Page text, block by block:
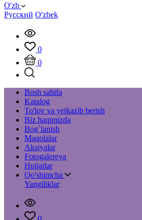
O'zb
Русский O'zbek
0
0
Bosh sahifa
Katalog
To'lov va yetkazib berish
Biz haqimizda
Bog`lanish
Maqolalar
Aksiyalar
Fotogalereya
Hujjatlar
Qo'shimcha
Yangiliklar